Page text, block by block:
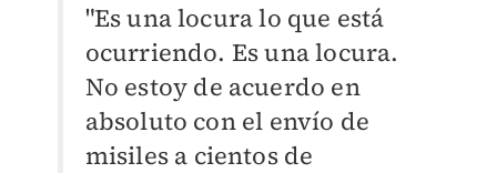
"Es una locura lo que está
ocurriendo. Es una locura.
No estoy de acuerdo en
absoluto con el envío de
misiles a cientos de